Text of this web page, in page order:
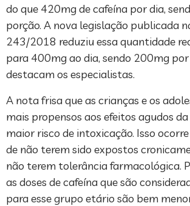
do que 420mg de cafeína por dia,
porção. A nova legislação publicada
243/2018 reduziu essa quantidade
para 400mg ao dia, sendo 200mg por
destacam os especialistas.
A nota frisa que as crianças e os
mais propensos aos efeitos agudos
maior risco de intoxicação. Isso
de não terem sido expostos
não terem tolerância farmacológica.
as doses de cafeína que são
para esse grupo etário são bem